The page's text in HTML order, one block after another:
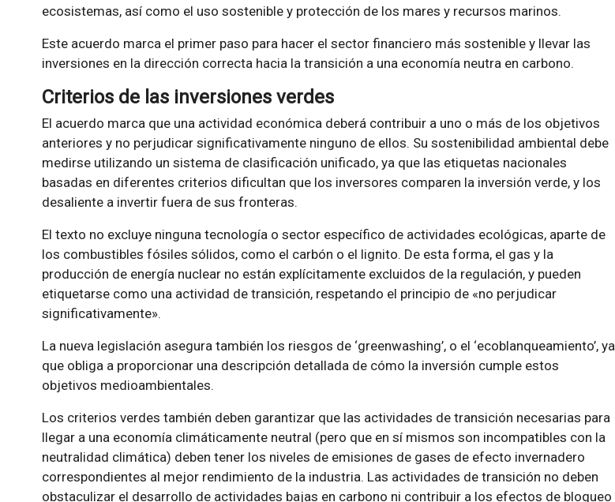
ecosistemas, así como el uso sostenible y protección de los mares y recursos marinos.
Este acuerdo marca el primer paso para hacer el sector financiero más sostenible y llevar las
inversiones en la dirección correcta hacia la transición a una economía neutra en carbono.
Criterios de las inversiones verdes
El acuerdo marca que una actividad económica deberá contribuir a uno o más de los objetivos
anteriores y no perjudicar significativamente ninguno de ellos. Su sostenibilidad ambiental debe
medirse utilizando un sistema de clasificación unificado, ya que las etiquetas nacionales
basadas en diferentes criterios dificultan que los inversores comparen la inversión verde, y los
desaliente a invertir fuera de sus fronteras.
El texto no excluye ninguna tecnología o sector específico de actividades ecológicas, aparte de
los combustibles fósiles sólidos, como el carbón o el lignito. De esta forma, el gas y la
producción de energía nuclear no están explícitamente excluidos de la regulación, y pueden
etiquetarse como una actividad de transición, respetando el principio de «no perjudicar
significativamente».
La nueva legislación asegura también los riesgos de ‘greenwashing’, o el ‘ecoblanqueamiento’, ya
que obliga a proporcionar una descripción detallada de cómo la inversión cumple estos
objetivos medioambientales.
Los criterios verdes también deben garantizar que las actividades de transición necesarias para
llegar a una economía climáticamente neutral (pero que en sí mismos son incompatibles con la
neutralidad climática) deben tener los niveles de emisiones de gases de efecto invernadero
correspondientes al mejor rendimiento de la industria. Las actividades de transición no deben
obstaculizar el desarrollo de actividades bajas en carbono ni contribuir a los efectos de bloqueo